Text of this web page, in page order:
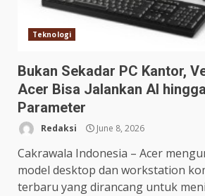
Teknologi
Bukan Sekadar PC Kantor,
Acer Bisa Jalankan AI
Parameter
Redaksi June 8, 2026
Cakrawala Indonesia – Acer
model desktop dan workstation
terbaru yang dirancang untuk